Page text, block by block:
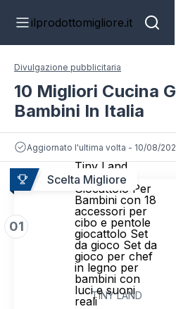
ilprodottomigliore.it
Divulgazione pubblicitaria
10 Migliori Cucina
Bambini In Italia
Aggiornato l'ultima volta - 10/08/
Scelta Migliore
01
Tiny Land
Cucina
Giocattolo Per
Bambini con 18
accessori per
cibo e pentole
giocattolo Set
da gioco Set da
gioco per chef
in legno per
bambini con
luci e suoni
realiTINY LAND